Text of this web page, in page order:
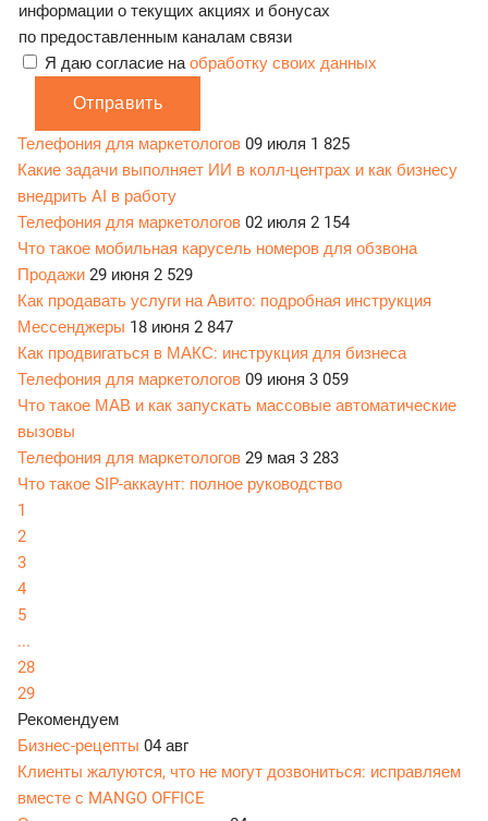
информации о текущих акциях и бонусах
по предоставленным каналам связи
Я даю согласие наобработку своих данных
Отправить
Телефония для маркетологов 09 июля 1 825
Какие задачи выполняет ИИ в колл-центрах и как бизнесу
внедрить AI в работу
Телефония для маркетологов 02 июля 2 154
Что такое мобильная карусель номеров для обзвона
Продажи 29 июня 2 529
Как продавать услуги на Авито: подробная инструкция
Мессенджеры 18 июня 2 847
Как продвигаться в МАКС: инструкция для бизнеса
Телефония для маркетологов 09 июня 3 059
Что такое МАВ и как запускать массовые автоматические
вызовы
Телефония для маркетологов 29 мая 3 283
Что такое SIP-аккаунт: полное руководство
1
2
3
4
5
...
28
29
Рекомендуем
Бизнес-рецепты 04 авг
Клиенты жалуются, что не могут дозвониться: исправляем
вместе с MANGO OFFICE